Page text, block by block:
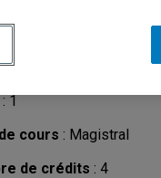
: 1
cours : Magistral
de crédits : 4